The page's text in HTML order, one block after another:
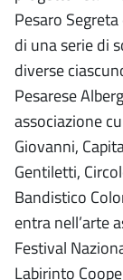
Pesaro
di una serie di
diverse
Pesarese
associazione
Giovanni,
Gentiletti,
Bandistico
entra nell’arte
Festival
Labirinto